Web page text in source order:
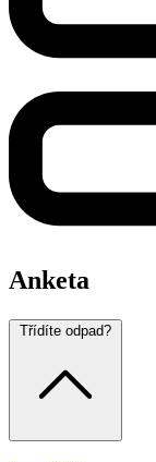
Anketa
Třídíte odpad?